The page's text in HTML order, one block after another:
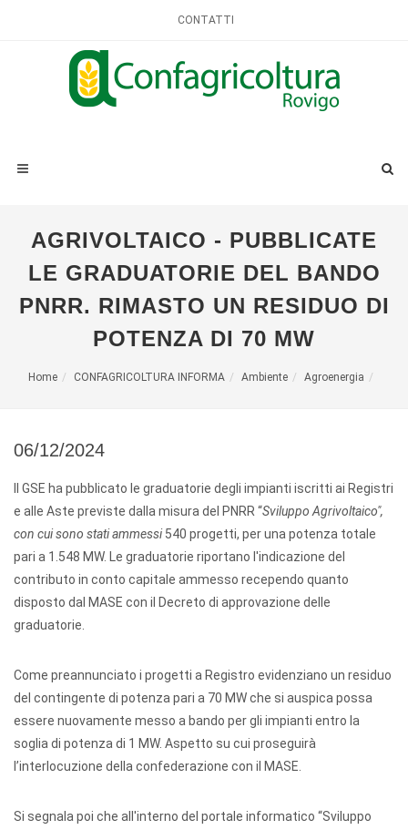
CONTATTI
AGRIVOLTAICO - PUBBLICATE
LE GRADUATORIE DEL BANDO
PNRR. RIMASTO UN RESIDUO DI
POTENZA DI 70 MW
Home CONFAGRICOLTURA INFORMA Ambiente Agroenergia
06/12/2024
Il GSE ha pubblicato le graduatorie degli impianti iscritti ai Registri
e alle Aste previste dalla misura del PNRR “Sviluppo Agrivoltaico",
con cui sono stati ammessi540 progetti, per una potenza totale
pari a 1.548 MW. Le graduatorie riportano l'indicazione del
contributo in conto capitale ammesso recependo quanto
disposto dal MASE con il Decreto di approvazione delle
graduatorie.
Come preannunciato i progetti a Registro evidenziano un residuo
del contingente di potenza pari a 70 MW che si auspica possa
essere nuovamente messo a bando per gli impianti entro la
soglia di potenza di 1 MW. Aspetto su cui proseguirà
l’interlocuzione della confederazione con il MASE.
Si segnala poi che all'interno del portale informatico “Sviluppo